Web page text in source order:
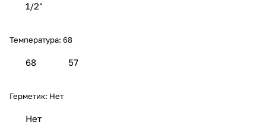
1/2"
Температура: 68
68 57
Герметик: Нет
Нет